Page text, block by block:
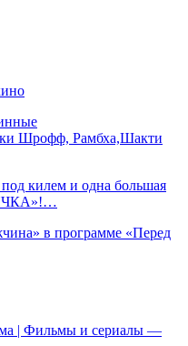
Шрофф, Рамбха,Шакти
килем и одна большая
в программе «Перед
| Фильмы и сериалы —